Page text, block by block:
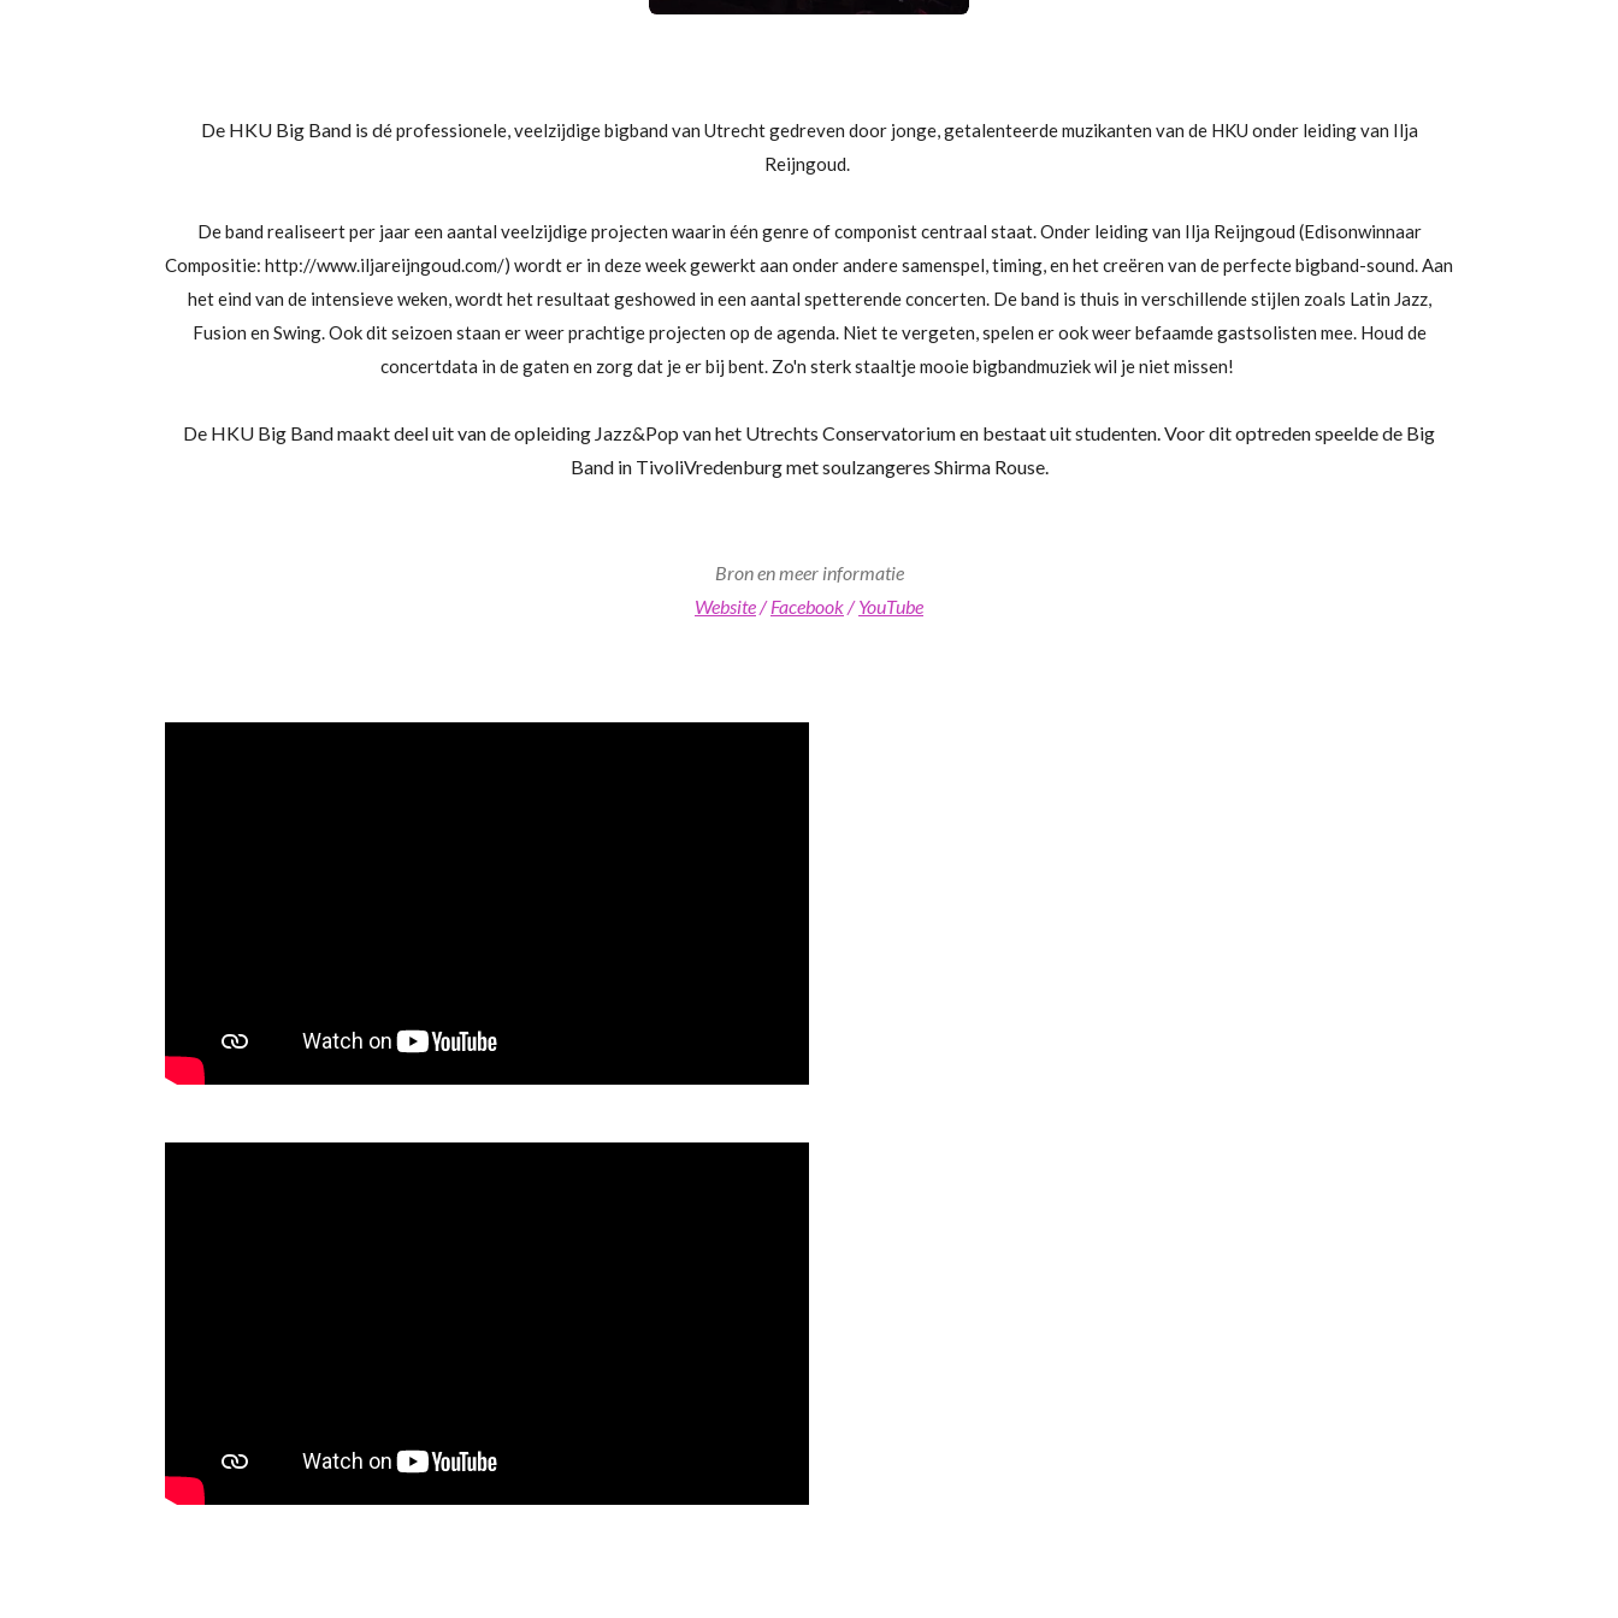
De HKU Big Band is dé professionele, veelzijdige bigband van Utrecht gedreven door jonge, getalenteerde muzikanten van de HKU onder leiding van Ilja
Reijngoud.
De band realiseert per jaar een aantal veelzijdige projecten waarin één genre of componist centraal staat. Onder leiding van Ilja Reijngoud (Edisonwinnaar
Compositie: http://www.iljareijngoud.com/) wordt er in deze week gewerkt aan onder andere samenspel, timing, en het creëren van de perfecte bigband-sound. Aan
het eind van de intensieve weken, wordt het resultaat geshowed in een aantal spetterende concerten. De band is thuis in verschillende stijlen zoals Latin Jazz,
Fusion en Swing. Ook dit seizoen staan er weer prachtige projecten op de agenda. Niet te vergeten, spelen er ook weer befaamde gastsolisten mee. Houd de
concertdata in de gaten en zorg dat je er bij bent. Zo'n sterk staaltje mooie bigbandmuziek wil je niet missen!
De HKU Big Band maakt deel uit van de opleiding Jazz&Pop van het Utrechts Conservatorium en bestaat uit studenten. Voor dit optreden speelde de Big
Band in TivoliVredenburg met soulzangeres Shirma Rouse.
Bron en meer informatie
Website/Facebook/YouTube